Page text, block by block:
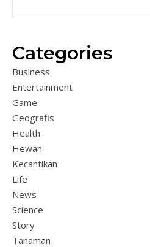
Categories
Business
Entertainment
Game
Geografis
Health
Hewan
Kecantikan
Life
News
Science
Story
Tanaman